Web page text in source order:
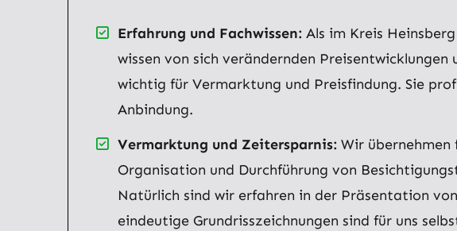
Erfahrung und Fachwissen: Als im Kreis
wissen von sich verändernden
wichtig für Vermarktung und Preisfindung. Sie
Anbindung.
Vermarktung und Zeitersparnis: Wir übernehmen
Organisation und Durchführung von
Natürlich sind wir erfahren in der Präsentation
eindeutige Grundrisszeichnungen sind für uns